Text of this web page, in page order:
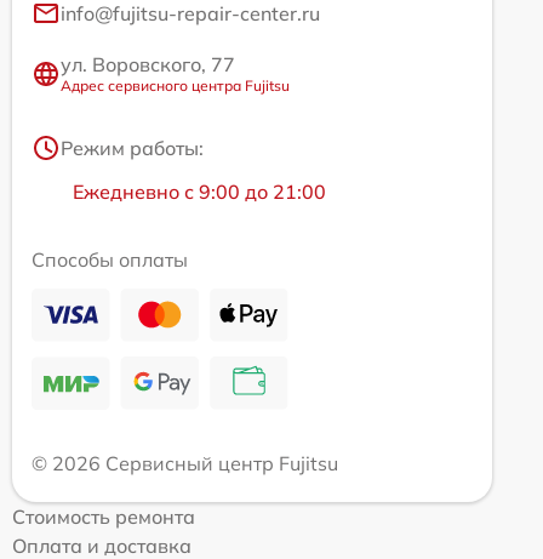
info@fujitsu-repair-center.ru
ул. Воровского, 77
Адрес сервисного центра Fujitsu
Режим работы:
Ежедневно с 9:00 до 21:00
Способы оплаты
© 2026 Сервисный центр Fujitsu
Стоимость ремонта
Оплата и доставка